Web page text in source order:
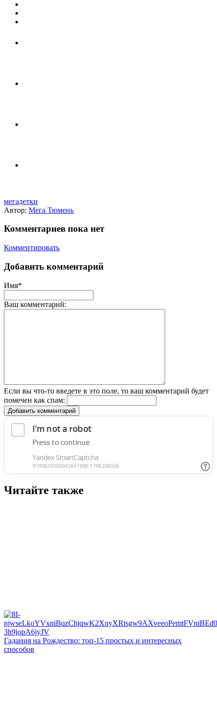
мегадетки
Автор: Мега Тюмень
Комментариев пока нет
Комментировать
Добавить комментарий
Имя*
Ваш комментарий:
Если вы что-то введете в это поле, то ваш комментарий будет
помечен как спам:
Добавить комментарий
Читайте также
Гадания на Рождество: топ-15 простых и интересных
способов